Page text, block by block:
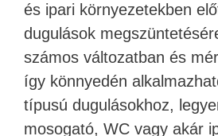
és ipari környezetekben
dugulások
számos változatban és
így könnyedén
típusú dugulásokhoz,
mosogató, WC vagy akár